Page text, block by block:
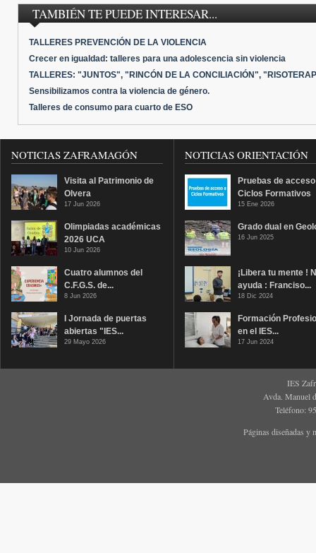
TAMBIÉN TE PUEDE INTERESAR...
TALLERES PREVENCIÓN DE LA VIOLENCIA
Crecer en igualdad: talleres para una adolescencia sin violencia
TALLERES: "JUNTOS", "RINCÓN DE LA CONCILIACIÓN",
Sensibilizamos contra la violencia de género.
Talleres de consumo para cuarto de ESO
NOTICIAS ZAFRAMAGÓN
Visita al Patrimonio de
Olvera
17 Jun 2026
Olimpiadas académicas
2026 UCA
10 Jun 2026
Cuatro alumnos del
C.F.G.S. de...
8 Jun 2026
I Jornada de puertas
abiertas "IES...
29 Mayo 2026
NOTICIAS ORIENTACIÓN
Pruebas de
Ciclos Formativos
15 Ene 2026
Grado dual en
16 Jun 2025
¡Libera tu mente !
ayuda : Franciso...
18 Dic 2024
Formación
en el IES...
17 Jun 2024
IES
Avda. Manuel
Teléfono:
Páginas diseñadas y